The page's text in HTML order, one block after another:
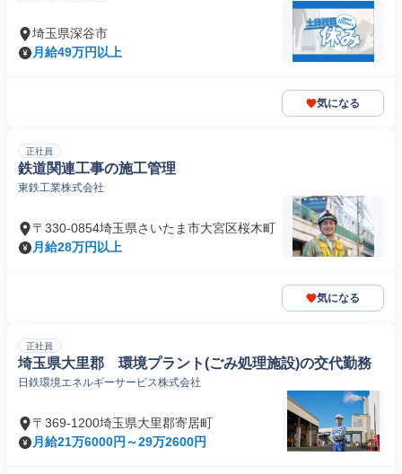
埼玉県深谷市
月給49万円以上
気になる
正社員
鉄道関連工事の施工管理
東鉄工業株式会社
〒330-0854埼玉県さいたま市大宮区桜木町
月給28万円以上
気になる
正社員
埼玉県大里郡 環境プラント(ごみ処理施設)の交代勤務
日鉄環境エネルギーサービス株式会社
〒369-1200埼玉県大里郡寄居町
月給21万6000円～29万2600円